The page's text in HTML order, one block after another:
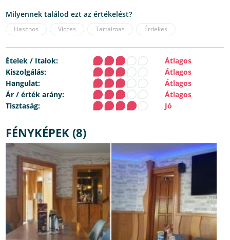
Milyennek találod ezt az értékelést?
Hasznos Vicces Tartalmas Érdekes
Ételek / Italok:
Átlagos
Kiszolgálás:
Átlagos
Hangulat:
Átlagos
Ár / érték arány:
Átlagos
Tisztaság:
Jó
FÉNYKÉPEK (8)